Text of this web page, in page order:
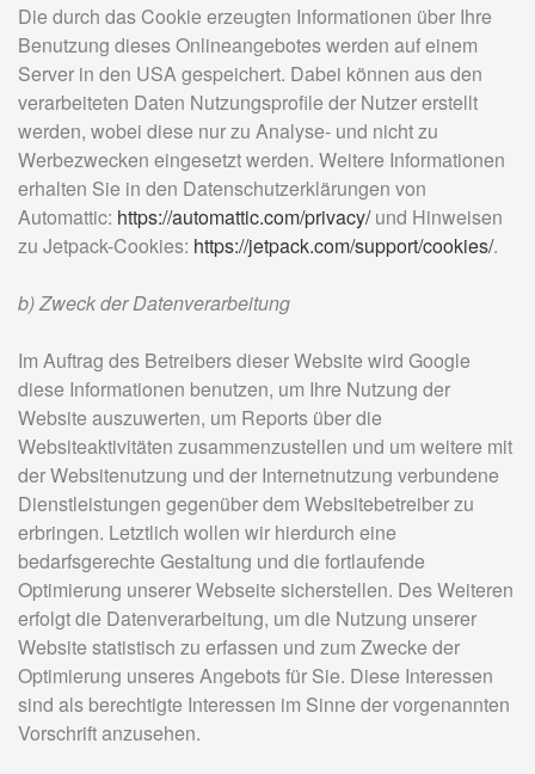
Die durch das Cookie erzeugten Informationen über Ihre
Benutzung dieses Onlineangebotes werden auf einem
Server in den USA gespeichert. Dabei können aus den
verarbeiteten Daten Nutzungsprofile der Nutzer erstellt
werden, wobei diese nur zu Analyse- und nicht zu
Werbezwecken eingesetzt werden. Weitere Informationen
erhalten Sie in den Datenschutzerklärungen von
Automattic: https://automattic.com/privacy/und Hinweisen
zu Jetpack-Cookies: https://jetpack.com/support/cookies/.
b) Zweck der Datenverarbeitung
Im Auftrag des Betreibers dieser Website wird Google
diese Informationen benutzen, um Ihre Nutzung der
Website auszuwerten, um Reports über die
Websiteaktivitäten zusammenzustellen und um weitere mit
der Websitenutzung und der Internetnutzung verbundene
Dienstleistungen gegenüber dem Websitebetreiber zu
erbringen. Letztlich wollen wir hierdurch eine
bedarfsgerechte Gestaltung und die fortlaufende
Optimierung unserer Webseite sicherstellen. Des Weiteren
erfolgt die Datenverarbeitung, um die Nutzung unserer
Website statistisch zu erfassen und zum Zwecke der
Optimierung unseres Angebots für Sie. Diese Interessen
sind als berechtigte Interessen im Sinne der vorgenannten
Vorschrift anzusehen.